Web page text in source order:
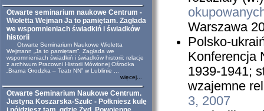
Otwarte seminarium naukowe Centrum -
Wioletta Wejman Ja to pamiętam. Zagłada
we wspomnieniach świadkiń i świadków
historii
Otwarte Seminarium Naukowe Wioletta
Wejmann „Ja to pamiętam”. Zagłada we
wspomnieniach świadkiń i świadków historii: relacje
z archiwum Pracowni Historii Mówionej Ośrodka
„Brama Grodzka – Teatr NN” w Lublinie ...
więcej...
Otwarte Seminarium Naukowe Centrum.
Justyna Koszarska-Szulc - Połkniesz kulę
Warszawa
Polsko-
Konferencja
1939-1941;
wzajemne
3, 2007